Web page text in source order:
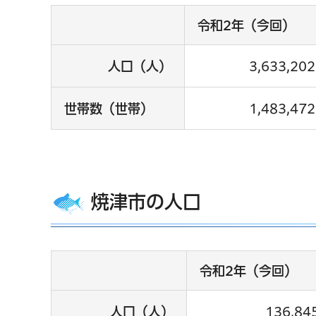
令和2年（今回）
人口（人） 3,633,202
世帯数（世帯） 1,483,472
焼津市の人口
令和2年（今回）
人口（人）